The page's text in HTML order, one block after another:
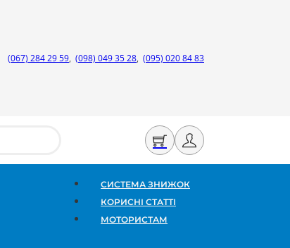
(067) 284 29 59, (098) 049 35 28, (095) 020 84 83
СИСТЕМА ЗНИЖОК
КОРИСНІ СТАТТІ
МОТОРИСТАМ